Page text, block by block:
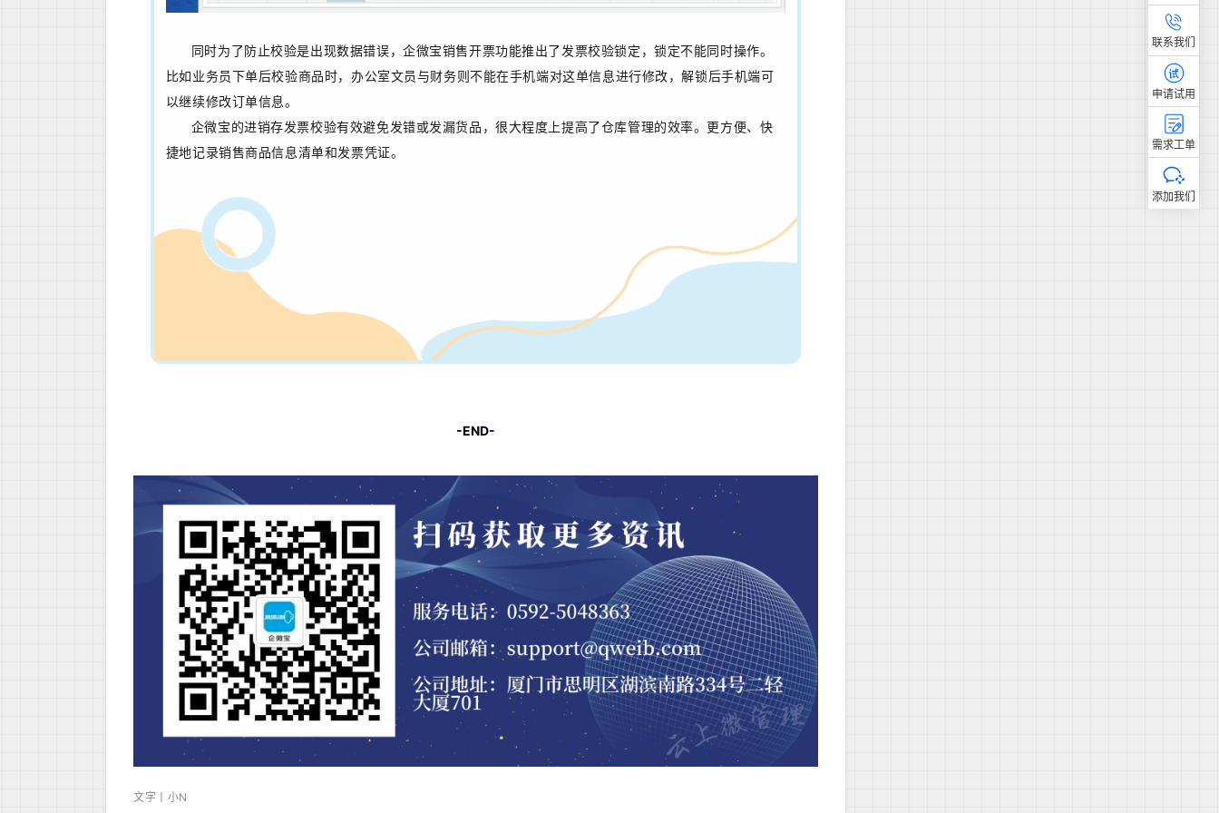
同时为了防止校验是出现数据错误，企微宝销售开票功能推出了发票校验锁定，锁定不能同时操作。
比如业务员下单后校验商品时，办公室文员与财务则不能在手机端对这单信息进行修改，解锁后手机端可
以继续修改订单信息。
企微宝的进销存发票校验有效避免发错或发漏货品，很大程度上提高了仓库管理的效率。
更方便、快
捷地记录销售商品信息清单和发票凭证。
-END-
文字丨小N
联系我们
申请试用
需求工单
添加我们